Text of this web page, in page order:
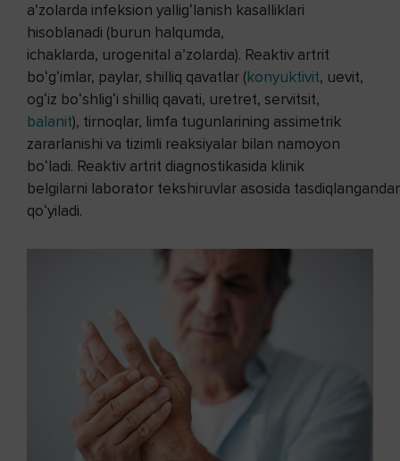
aʼzolarda infeksion yalligʻlanish kasalliklari
hisoblanadi (burun halqumda,
ichaklarda, urogenital aʼzolarda). Reaktiv artrit
boʻgʻimlar, paylar, shilliq qavatlar (konyuktivit, uevit,
ogʻiz boʻshligʻi shilliq qavati, uretret, servitsit,
balanit), tirnoqlar, limfa tugunlarining assimetrik
zararlanishi va tizimli reaksiyalar bilan namoyon
boʻladi. Reaktiv artrit diagnostikasida klinik
belgilarni laborator tekshiruvlar asosida
qoʻyiladi.